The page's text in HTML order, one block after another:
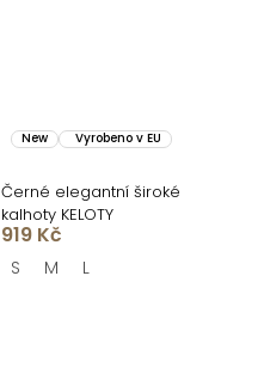
New Vyrobeno v EU
Černé elegantní široké
kalhoty KELOTY
919 Kč
S M L